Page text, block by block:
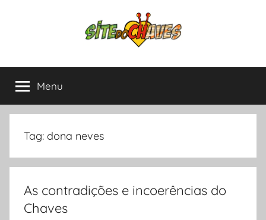
Site
do
Chaves
Chapolin,
tudo
sobre
mais
América
Menu
Tag: dona neves
As contradições e incoerências do
Chaves